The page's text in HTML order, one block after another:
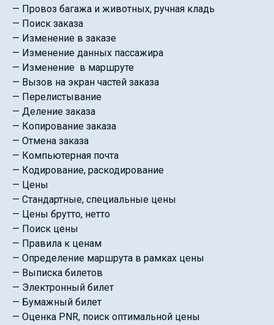
— Провоз багажа и животных, ручная кладь
— Поиск заказа
— Изменение в заказе
— Изменение данных пассажира
— Изменение в маршруте
— Вызов на экран частей заказа
— Перелистывание
— Деление заказа
— Копирование заказа
— Отмена заказа
— Компьютерная почта
— Кодирование, раскодирование
— Цены
— Стандартные, специальные цены
— Цены брутто, нетто
— Поиск цены
— Правила к ценам
— Определение маршрута в рамках цены
— Выписка билетов
— Электронный билет
— Бумажный билет
— Оценка PNR, поиск оптимальной цены